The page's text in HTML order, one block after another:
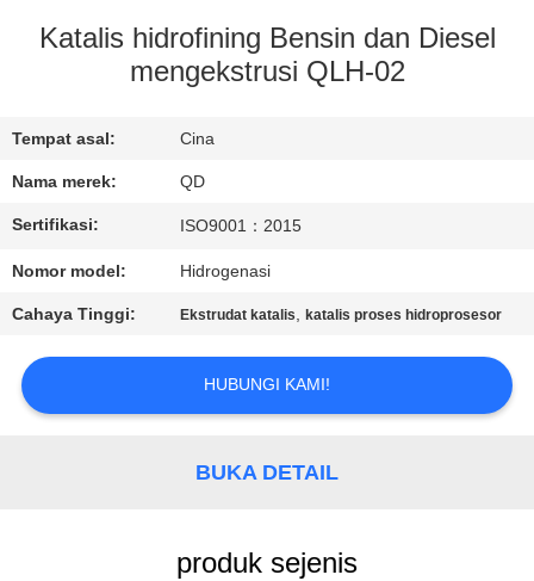
KONTROL
HUBUNGI
KAMI
KASUS
Katalis hidrofining Bensin dan Diesel
mengekstrusi QLH-02
Tempat asal: Cina
Nama merek: QD
Sertifikasi: ISO9001：2015
Nomor model: Hidrogenasi
Cahaya Tinggi: Ekstrudat katalis,katalis proses hidroprosesor
HUBUNGI KAMI!
BUKA DETAIL
produk sejenis